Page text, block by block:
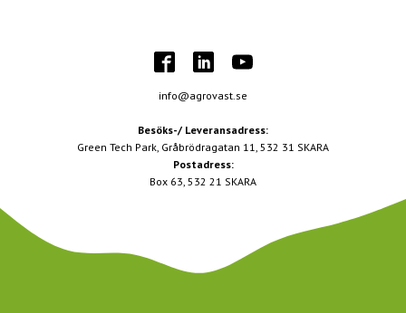
info@agrovast.se
Besöks-/ Leveransadress:
Green Tech Park, Gråbrödragatan 11, 532 31 SKARA
Postadress:
Box 63, 532 21 SKARA